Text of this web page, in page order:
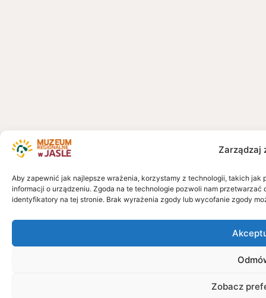
Zarządzaj
Aby zapewnić jak najlepsze wrażenia, korzystamy z technologii, takich
informacji o urządzeniu. Zgoda na te technologie pozwoli nam
identyfikatory na tej stronie. Brak wyrażenia zgody lub wycofanie zgody
Zobacz